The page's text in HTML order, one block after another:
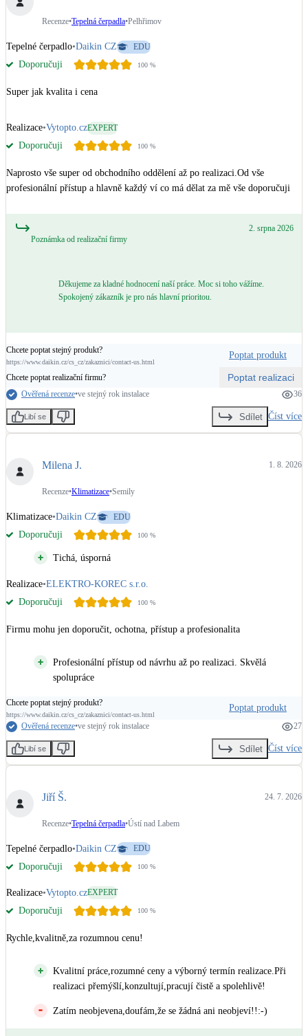
Recenze•Tepelná čerpadla•Pelhřimov
Tepelné čerpadlo•Daikin CZ EDU
Doporučuji 100 %
Super jak kvalita i cena
Realizace•Vytopto.czEXPERT
Doporučuji 100 %
Naprosto vše super od obchodního oddělení až po realizaci.Od vše
profesionální přístup a hlavně každý ví co má dělat za mě vše doporučuji
Poznámka od realizační firmy
2. srpna 2026
Děkujeme za kladné hodnocení naší práce. Moc si toho vážíme.
Spokojený zákazník je pro nás hlavní prioritou.
Chcete poptat stejný produkt?
https://www.daikin.cz/cs_cz/zakaznici/contact-us.html
Poptat produkt
Chcete poptat realizační firmu? Poptat realizaci
Ověřená recenze•ve stejný rok instalace 36
Libí se Sdílet Číst více
Milena J. 1. 8. 2026
Recenze•Klimatizace•Semily
Klimatizace•Daikin CZ EDU
Doporučuji 100 %
Tichá, úsporná
Realizace•ELEKTRO-KOREC s.r.o.
Doporučuji
100 %
Firmu mohu jen doporučit, ochotna, přístup a profesionalita
Profesionální přístup od návrhu až po realizaci. Skvělá
spolupráce
Chcete poptat stejný produkt?
https://www.daikin.cz/cs_cz/zakaznici/contact-us.html
Poptat produkt
Ověřená recenze•ve stejný rok instalace 27
Libí se Sdílet Číst více
Jiří Š. 24. 7. 2026
Recenze•Tepelná čerpadla•Ústí nad Labem
Tepelné čerpadlo•Daikin CZ EDU
Doporučuji 100 %
Realizace•Vytopto.czEXPERT
Doporučuji 100 %
Rychle,kvalitně,za rozumnou cenu!
Kvalitní práce,rozumné ceny a výborný termín realizace.Při
realizaci přemýšlí,konzultují,pracují čistě a spolehlivě!
Zatím neobjevena,doufám,že se žádná ani neobjeví!!:-)